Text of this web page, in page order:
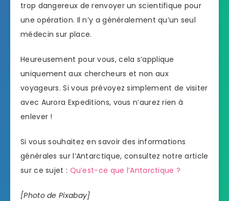
trop dangereux de renvoyer un scientifique pour
une opération. Il n’y a généralement qu’un seul
médecin sur place.
Heureusement pour vous, cela s’applique
uniquement aux chercheurs et non aux
voyageurs. Si vous prévoyez simplement de visiter
avec Aurora Expeditions, vous n’aurez rien à
enlever !
Si vous souhaitez en savoir des informations
générales sur l’Antarctique, consultez notre article
sur ce sujet : Qu’est-ce que l’Antarctique ?
[Photo de Pixabay]